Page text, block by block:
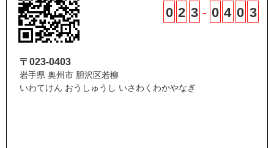
0 2 3 - 0 4 0 3
〒023-0403
岩手県 奥州市 胆沢区若柳
いわてけん おうしゅうし いさわくわかやなぎ